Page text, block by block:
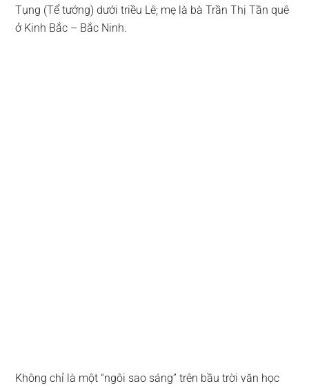
Tụng (Tể tướng) dưới triều Lê; mẹ là bà Trần Thị Tần quê
ở Kinh Bắc – Bắc Ninh.
Không chỉ là một “ngôi sao sáng” trên bầu trời văn học